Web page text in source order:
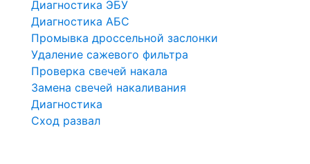
Диагностика ЭБУ
Диагностика АБС
Промывка дроссельной заслонки
Удаление сажевого фильтра
Проверка свечей накала
Замена свечей накаливания
Диагностика
Сход развал